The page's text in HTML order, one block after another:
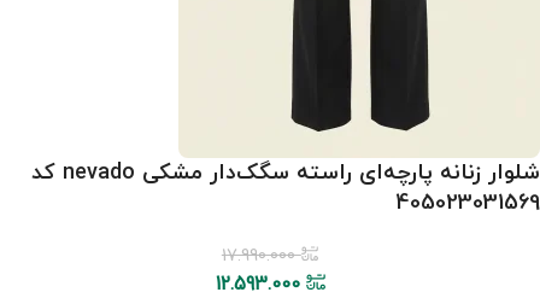
شلوار زنانه پارچه‌ای راسته سگک‌دار مشکی nevado کد
405023031569
17.990.000
12.593.000